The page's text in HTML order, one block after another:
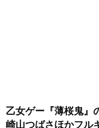
乙女ゲー『薄桜鬼』
崎山つばさほかフル